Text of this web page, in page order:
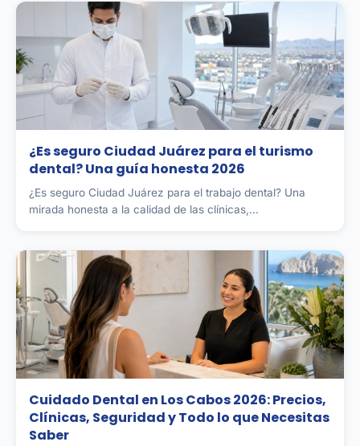
¿Es seguro Ciudad Juárez para el turismo
dental? Una guía honesta 2026
¿Es seguro Ciudad Juárez para el trabajo dental? Una
mirada honesta a la calidad de las clínicas,...
Cuidado Dental en Los Cabos 2026: Precios,
Clínicas, Seguridad y Todo lo que Necesitas
Saber